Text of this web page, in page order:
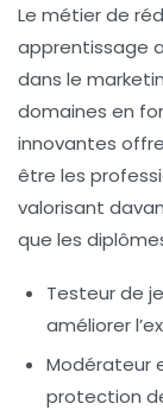
Le métier de
apprentissage
dans le
domaines en
innovantes
être les
valorisant
que les
Testeur de
améliorer
Modérateur
protection